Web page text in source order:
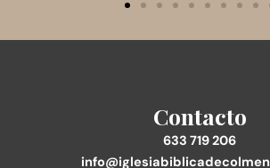
Contacto
633 719 206